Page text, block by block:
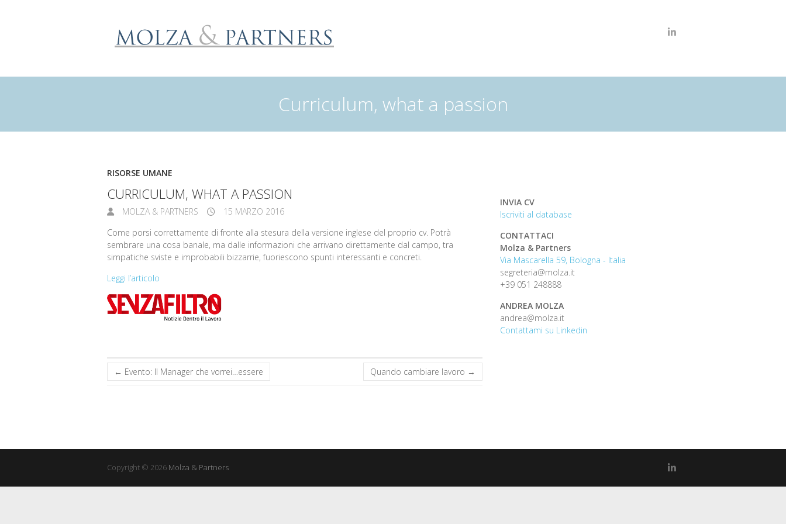
Curriculum, what a passion
RISORSE UMANE
CURRICULUM, WHAT A PASSION
MOLZA & PARTNERS
15 MARZO 2016
Come porsi correttamente di fronte alla stesura della versione inglese del proprio cv. Potrà
sembrare una cosa banale, ma dalle informazioni che arrivano direttamente dal campo, tra
simpatiche sviste e improbabili bizzarrie, fuoriescono spunti interessanti e concreti.
Leggi l’articolo
← Evento: Il Manager che vorrei…essere Quando cambiare lavoro →
INVIA CV
Iscriviti al database
CONTATTACI
Molza & Partners
Via Mascarella 59, Bologna - Italia
segreteria@molza.it
+39 051 248888
ANDREA MOLZA
andrea@molza.it
Contattami su Linkedin
Copyright © 2026 Molza & Partners